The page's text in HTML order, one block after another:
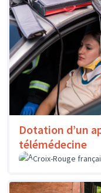
Dotation d’un
télémédecine
Croix-Rouge